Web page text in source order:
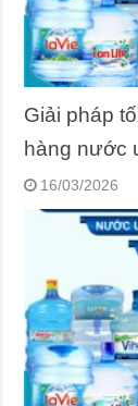
Giải pháp
hàng nước
16/03/2026